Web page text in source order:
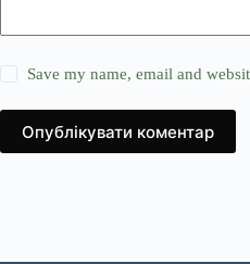
Save my name, email and
Опублікувати коментар